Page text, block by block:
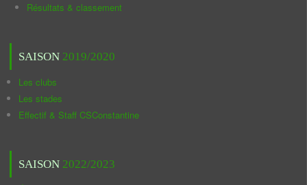
Résultats & classement
SAISON 2019/2020
Les clubs
Les stades
Effectif & Staff CSConstantine
SAISON 2022/2023